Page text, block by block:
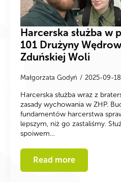
Harcerska służba w
101 Drużyny
Zduńskiej Woli
Małgorzata Godyń 2025-09-18
Harcerska służba wraz z
zasady wychowania w ZHP.
fundamentów harcerstwa
lepszym, niż go zastaliśmy.
spoiwem…
Read more